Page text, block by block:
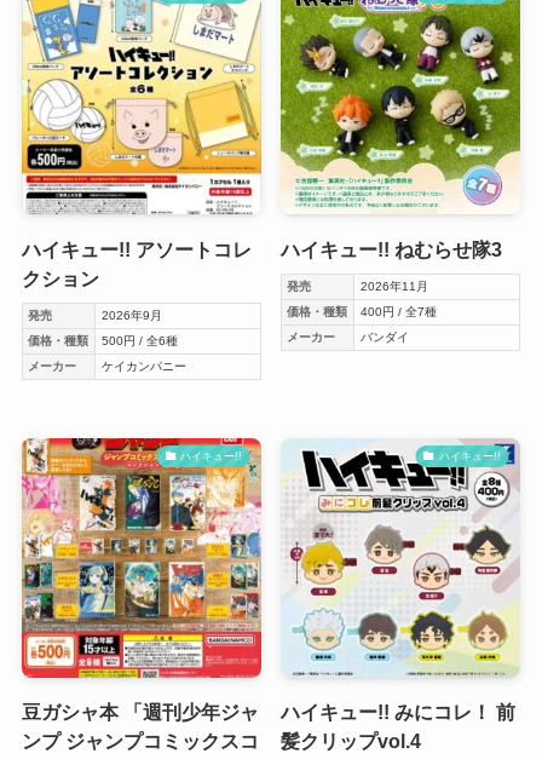
ハイキュー!! アソートコレ
クション
発売
2026年9月
価格・種類
500円 / 全6種
メーカー
ケイカンパニー
ハイキュー!! ねむらせ隊3
発売
2026年11月
価格・種類
400円 / 全7種
メーカー
バンダイ
ハイキュー!!
豆ガシャ本 「週刊少年ジャ
ンプ ジャンプコミックスコ
ハイキュー!!
ハイキュー!! みにコレ！ 前
髪クリップvol.4